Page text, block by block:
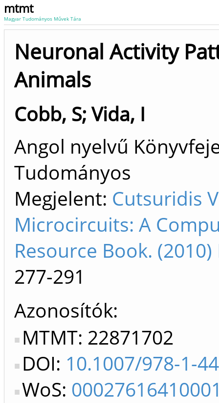
mtmt
Magyar Tudományos Művek Tára
Neuronal Activity
Animals
Cobb, S;Vida, I
Angol nyelvű
Tudományos
Megjelent: Cutsuridis
Microcircuits: A
Resource Book.
277-291
Azonosítók
MTMT: 22871702
DOI: 10.1007/978-1-
WoS: